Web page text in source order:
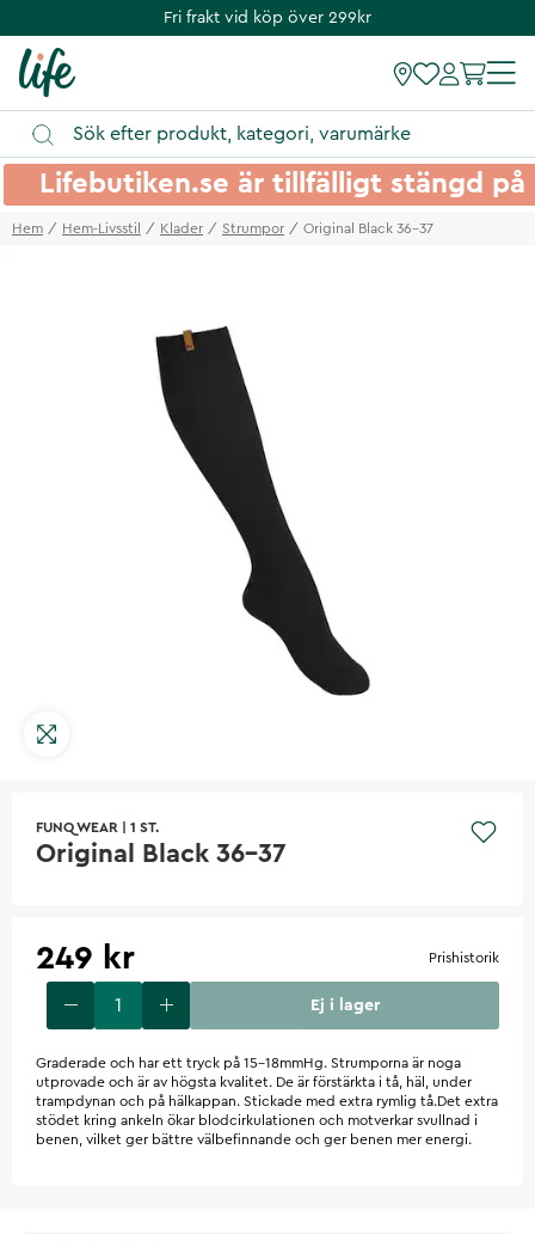
Fri frakt vid köp över 299kr
Lifebutiken.se är tillfälligt stängd
Hem Hem-Livsstil Klader Strumpor Original Black 36-37
FUNQ WEAR 1 ST.
Original Black 36-37
249 kr Prishistorik
Ej i lager
Graderade och har ett tryck på 15-18mmHg. Strumporna är noga
utprovade och är av högsta kvalitet. De är förstärkta i tå, häl, under
trampdynan och på hälkappan. Stickade med extra rymlig tå.Det extra
stödet kring ankeln ökar blodcirkulationen och motverkar svullnad i
benen, vilket ger bättre välbefinnande och ger benen mer energi.